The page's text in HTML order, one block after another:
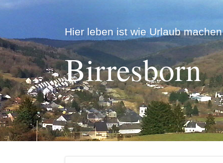
Hier leben ist wie Urlaub
Birresborn